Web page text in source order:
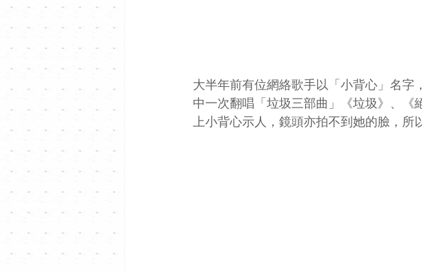
大半年前有位網絡歌手以「小背心」名
中一次翻唱「垃圾三部曲」《垃圾》、
上小背心示人，鏡頭亦拍不到她的臉，